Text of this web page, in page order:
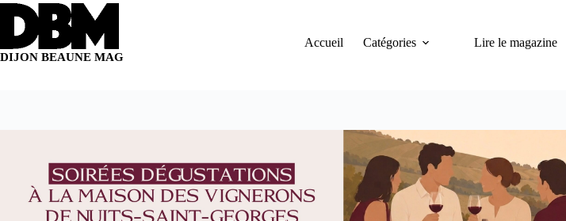
DIJON BEAUNE MAG
Accueil Catégories Lire le magazine